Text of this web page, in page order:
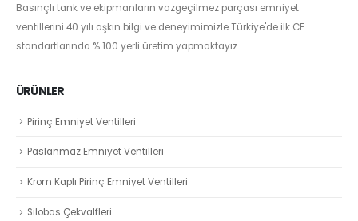
Basınçlı tank ve ekipmanların vazgeçilmez parçası emniyet
ventillerini 40 yılı aşkın bilgi ve deneyimimizle Türkiye'de ilk CE
standartlarında % 100 yerli üretim yapmaktayız.
ÜRÜNLER
Pirinç Emniyet Ventilleri
Paslanmaz Emniyet Ventilleri
Krom Kaplı Pirinç Emniyet Ventilleri
Silobas Çekvalfleri